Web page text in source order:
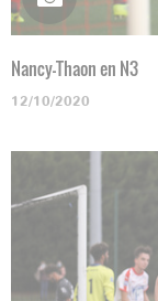
Nancy-Thaon en N3
12/10/2020